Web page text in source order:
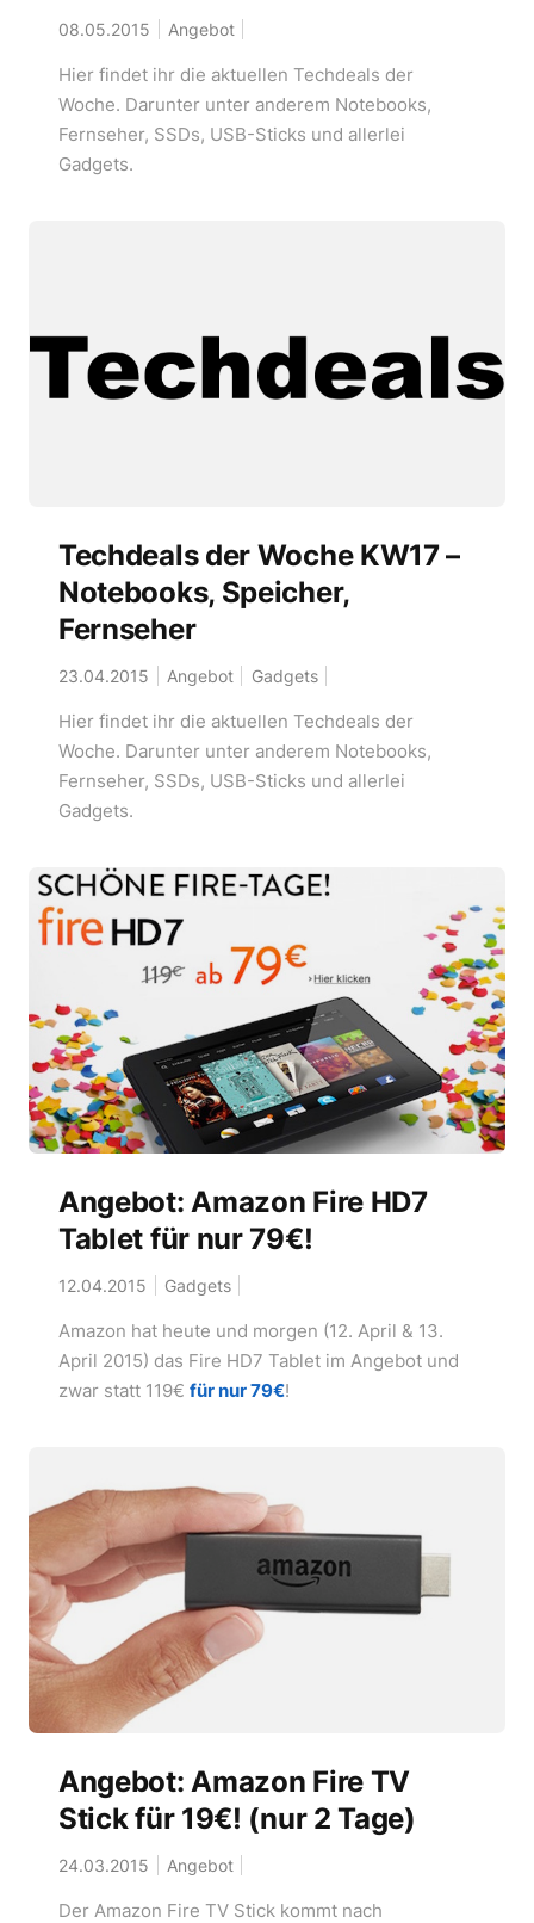
08.05.2015 Angebot
Hier findet ihr die aktuellen Techdeals der
Woche. Darunter unter anderem Notebooks,
Fernseher, SSDs, USB-Sticks und allerlei
Gadgets.
Techdeals der Woche KW17 –
Notebooks, Speicher,
Fernseher
23.04.2015 Angebot Gadgets
Hier findet ihr die aktuellen Techdeals der
Woche. Darunter unter anderem Notebooks,
Fernseher, SSDs, USB-Sticks und allerlei
Gadgets.
Angebot: Amazon Fire HD7
Tablet für nur 79€!
12.04.2015 Gadgets
Amazon hat heute und morgen (12. April & 13.
April 2015) das Fire HD7 Tablet im Angebot und
zwar statt 119€ für nur 79€!
Angebot: Amazon Fire TV
Stick für 19€! (nur 2 Tage)
24.03.2015 Angebot
Der Amazon Fire TV Stick kommt nach